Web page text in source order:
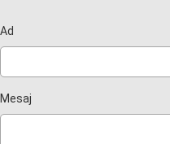
Ad
Mesaj